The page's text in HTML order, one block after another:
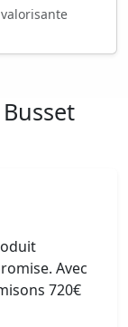
Avec
720€